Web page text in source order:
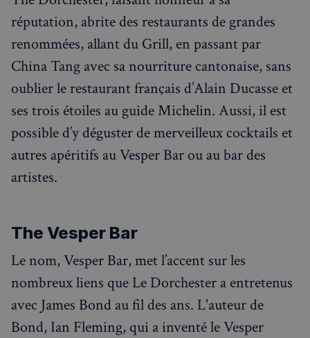
réputation, abrite des restaurants de grandes
renommées, allant du Grill, en passant par
China Tang avec sa nourriture cantonaise, sans
oublier le restaurant français d’Alain Ducasse et
ses trois étoiles au guide Michelin. Aussi, il est
possible d’y déguster de merveilleux cocktails et
autres apéritifs au Vesper Bar ou au bar des
artistes.
The Vesper Bar
Le nom, Vesper Bar, met l’accent sur les
nombreux liens que Le Dorchester a entretenus
avec James Bond au fil des ans. L'auteur de
Bond, Ian Fleming, qui a inventé le Vesper